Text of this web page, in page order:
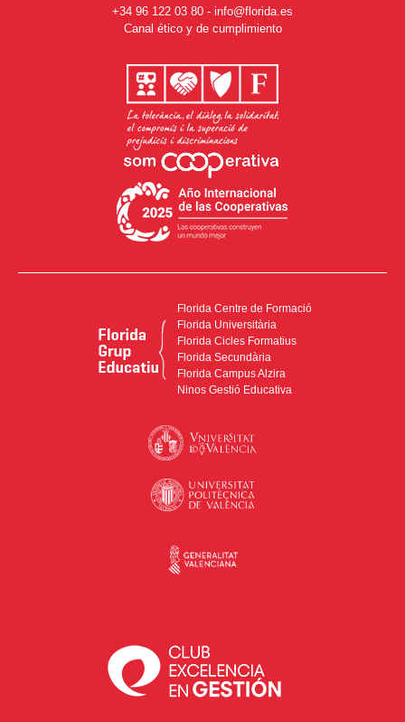
+34 96 122 03 80 - info@florida.es
Canal ético y de cumplimiento
Florida Centre de Formació
Florida Universitària
Florida Cicles Formatius
Florida Secundària
Florida Campus Alzira
Ninos Gestió Educativa